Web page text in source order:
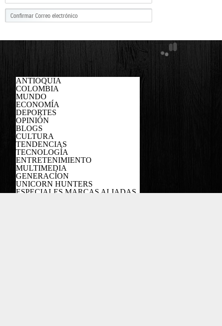
ANTIOQUIA
COLOMBIA
MUNDO
ECONOMÍA
DEPORTES
OPINIÓN
BLOGS
CULTURA
TENDENCIAS
TECNOLOGÍA
ENTRETENIMIENTO
MULTIMEDIA
GENERACÍON
UNICORN HUNTERS
ESPECIALES MARCAS ALIADAS